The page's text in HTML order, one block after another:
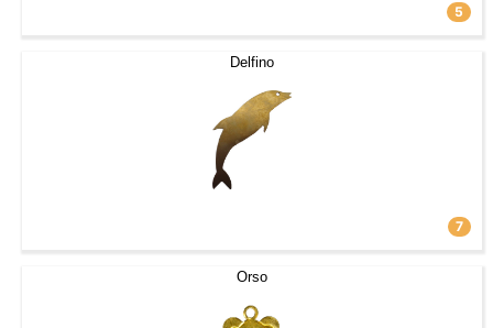
5
Delfino
7
Orso